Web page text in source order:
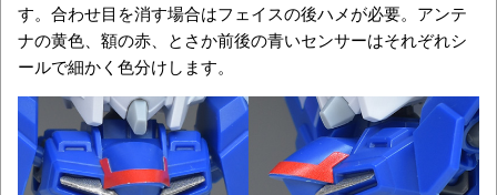
す。合わせ目を消す場合はフェイスの後ハメが必要。アンテ
ナの黄色、額の赤、とさか前後の青いセンサーはそれぞれシ
ールで細かく色分けします。